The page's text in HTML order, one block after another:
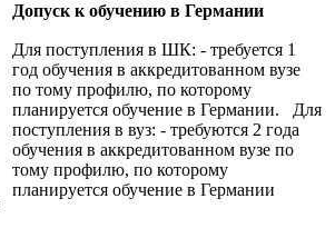
Допуск к обучению в Германии
Для поступления в ШК: - требуется 1
год обучения в аккредитованном вузе
по тому профилю, по которому
планируется обучение в Германии. Для
поступления в вуз: - требуются 2 года
обучения в аккредитованном вузе по
тому профилю, по которому
планируется обучение в Германии